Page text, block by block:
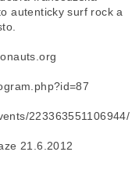
autenticky surf rock a
223363551106944/
21.6.2012